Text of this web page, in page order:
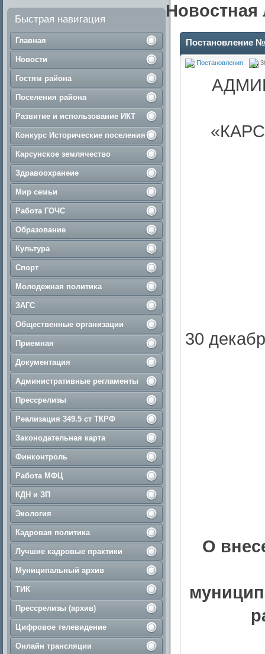
Быстрая навигация
Главная
Новости
Гостям района
Поселения района
Развитие и использование ИКТ
Конкурс Исторические поселения
Карсунское землячество
Здравоохранеие
Мир семьи
Работа ГОЧС
Образование
Культура
Спорт
Молодежная политика
ЗАГС
Общественные организации
Приемная
Документация
Административные регламенты
Прессрелизы
Реализация 349.5 ст ТКРФ
Законодательная карта
Финконтроль
Работа МФЦ
КДН и ЗП
Экология
Кадровая политика
Лучшие кадровые практики
Муниципальный архив
ТИК
Прессрелизы (архив)
Цифровое телевидение
Онлайн трансляции
Новостная
Постановление
Постановления
30
О